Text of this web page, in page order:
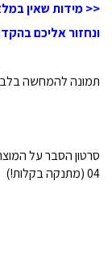
<< מידות שאין
ונחזור אליכם
תמונה להמחשה
סרטון הסבר על
04 (מתנקה בקלות!)